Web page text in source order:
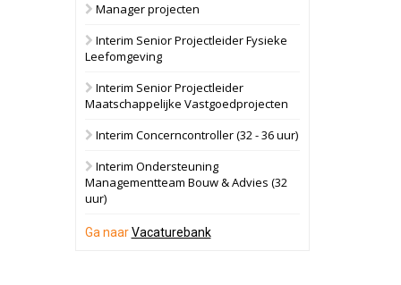
bedrijventerrein
Bekijk
Schuinesloot
politiebureau
17 september 2026
Voormalig
Manager projecten
Interim Senior Projectleider Fysieke
Leefomgeving
Interim Senior Projectleider
Maatschappelijke Vastgoedprojecten
Interim Concerncontroller (32 - 36 uur)
Interim Ondersteuning
Managementteam Bouw & Advies (32
uur)
Ga naarVacaturebank